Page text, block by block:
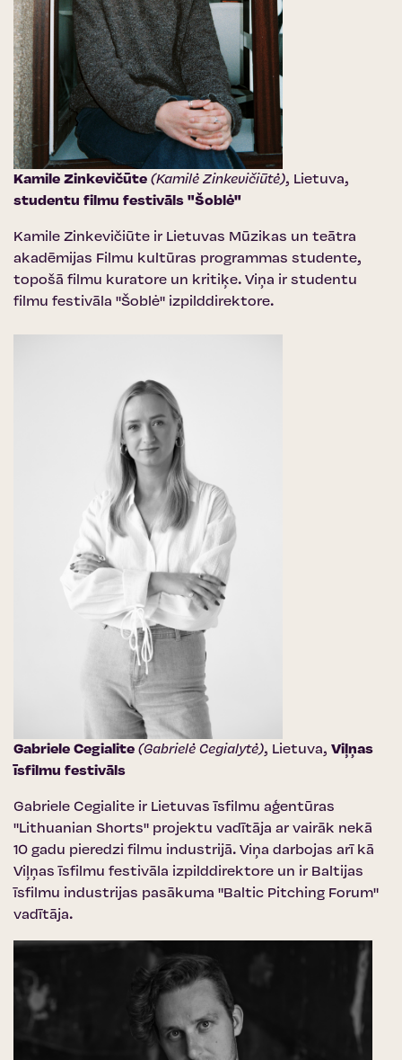
Kamile Zinkevičūte (Kamilė Zinkevičiūtė), Lietuva,
studentu filmu festivāls "Šoblė"
Kamile Zinkevičiūte ir Lietuvas Mūzikas un teātra
akadēmijas Filmu kultūras programmas studente,
topošā filmu kuratore un kritiķe. Viņa ir studentu
filmu festivāla "Šoblė" izpilddirektore.
Gabriele Cegialite (Gabrielė Cegialytė), Lietuva, Viļņas
īsfilmu festivāls
Gabriele Cegialite ir Lietuvas īsfilmu aģentūras
"Lithuanian Shorts" projektu vadītāja ar vairāk nekā
10 gadu pieredzi filmu industrijā. Viņa darbojas arī kā
Viļņas īsfilmu festivāla izpilddirektore un ir Baltijas
īsfilmu industrijas pasākuma "Baltic Pitching Forum"
vadītāja.